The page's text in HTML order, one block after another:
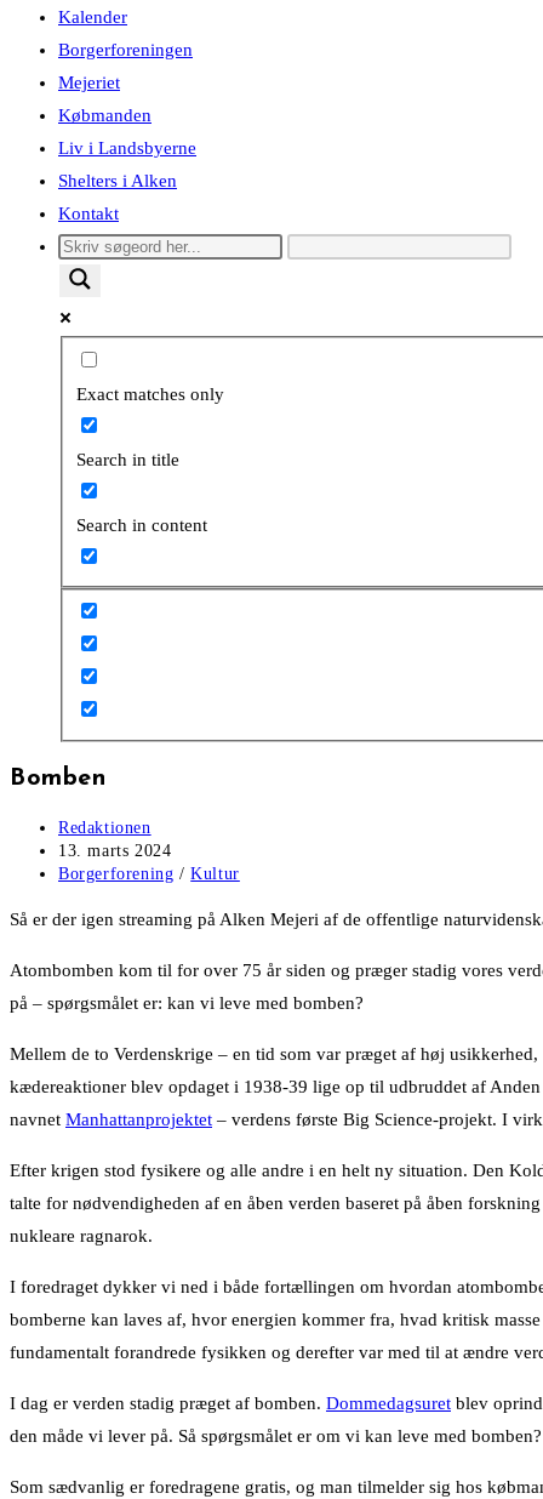
Kalender
Borgerforeningen
Mejeriet
Købmanden
Liv i Landsbyerne
Shelters i Alken
Kontakt
Exact matches only
Search in title
Search in content
Bomben
Post
author:
Redaktionen
Post
published:
13. marts 2024
Post
Borgerforening / Kultur
Så er der igen streaming på Alken Mejeri af de offentlige
Atombomben kom til for over 75 år siden og præger stadig vores
på – spørgsmålet er: kan vi leve med bomben?
Mellem de to Verdenskrige – en tid som var præget af høj
kædereaktioner blev opdaget i 1938-39 lige op til udbruddet af
navnet Manhattanprojektet – verdens første Big Science-projekt. I
Efter krigen stod fysikere og alle andre i en helt ny situation. Den
talte for nødvendigheden af en åben verden baseret på åben
nukleare ragnarok.
I foredraget dykker vi ned i både fortællingen om hvordan
bomberne kan laves af, hvor energien kommer fra, hvad kritisk
fundamentalt forandrede fysikken og derefter var med til at ændre
I dag er verden stadig præget af bomben. Dommedagsuret blev
den måde vi lever på. Så spørgsmålet er om vi kan leve med bomben?
Som sædvanlig er foredragene gratis, og man tilmelder sig hos